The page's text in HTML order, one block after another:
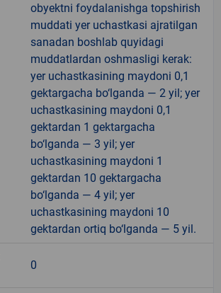
obyektni foydalanishga topshirish
muddati yer uchastkasi ajratilgan
sanadan boshlab quyidagi
muddatlardan oshmasligi kerak:
yer uchastkasining maydoni 0,1
gektargacha bo‘lganda — 2 yil; yer
uchastkasining maydoni 0,1
gektardan 1 gektargacha
bo‘lganda — 3 yil; yer
uchastkasining maydoni 1
gektardan 10 gektargacha
bo‘lganda — 4 yil; yer
uchastkasining maydoni 10
gektardan ortiq bo‘lganda — 5 yil.
0